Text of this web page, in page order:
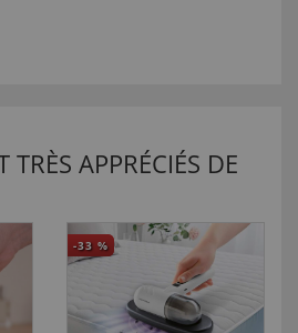
TRÈS APPRÉCIÉS DE
-33 %